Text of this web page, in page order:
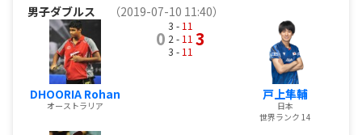
男子ダブルス （2019-07-10 11:40）
DHOORIA Rohan
オーストラリア
0
3 - 11
2 - 11
3 - 11
3
戸上隼輔
日本
世界ランク 14